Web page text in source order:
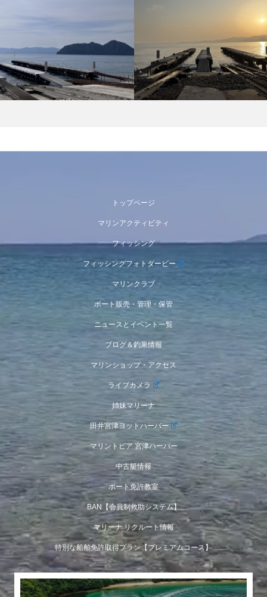
トップページ
マリンアクティビティ
フィッシング
フィッシングフォトダービー
マリンクラブ
ボート販売・管理・保管
ニュースとイベント一覧
ブログ＆釣果情報
マリンショップ・アクセス
ライブカメラ
姉妹マリーナ
田井宮津ヨットハーバー
マリントピア 宮津ハーバー
中古艇情報
ボート免許教室
BAN【会員制救助システム】
マリーナ リクルート情報
特別な船舶免許取得プラン【プレミアムコース】